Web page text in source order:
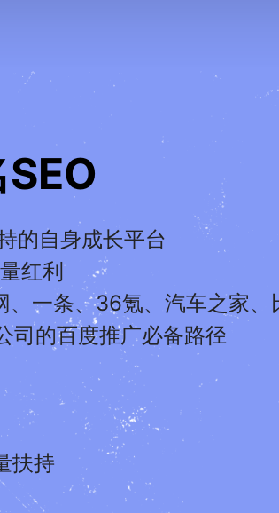
的自身成长平台
红利
、一条、36氪、汽车之家、
司的百度推广必备路径
扶持